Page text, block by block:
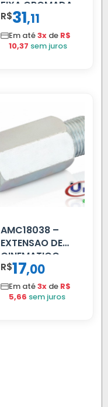
FIXA CROMADA
R$31,11
Em até3x de R$
10,37 sem juros
AMC18038 –
EXTENSAO DE
CINEMATICO
40MM
R$17,00
Em até3x de R$
5,66 sem juros